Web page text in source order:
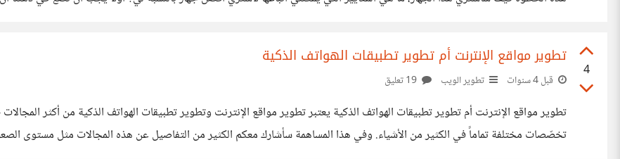
4
تطوير مواقع الإنترنت أم تطوير تطبيقات الهواتف الذكية
قبل 4 سنوات تطوير الويب
تطوير مواقع الإنترنت أم تطوير تطبيقات الهواتف الذكية يعتبر تطوير مواقع الإنترنت وتطوير تطبيقات الهواتف الذكية من أكثر المجالات
تخصّصات مختلفة تماماً في الكثير من الأشياء. وفي هذا المساهمة سأشارك معكم الكثير من التفاصيل عن هذه المجالات مثل مستوى